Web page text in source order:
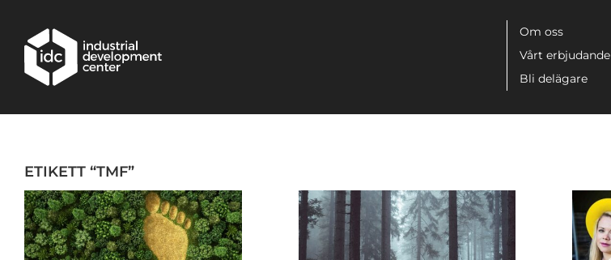
Meny
Om oss
Vårt erbjudande
Bli delägare
ETIKETT “TMF”
IDC tipsar: Möbeldagen 2018